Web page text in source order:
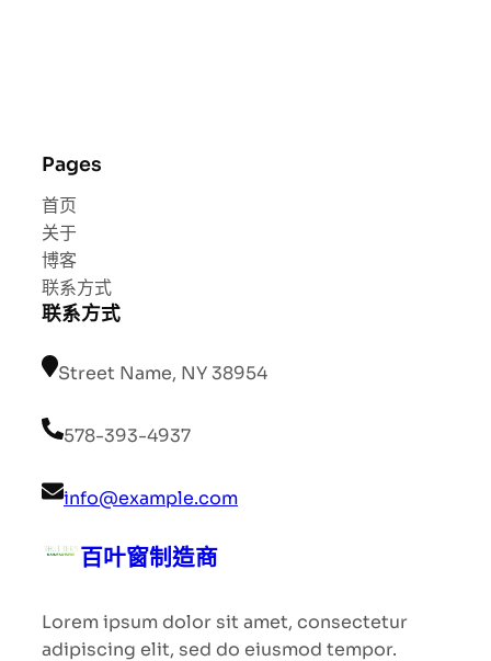
Pages
首页
关于
博客
联系方式
联系方式
Street Name, NY 38954
578-393-4937
info@example.com
百叶窗制造商
Lorem ipsum dolor sit amet, consectetur
adipiscing elit, sed do eiusmod tempor.